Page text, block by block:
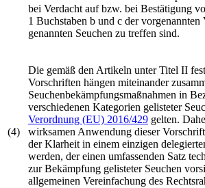
bei Verdacht auf bzw. bei Bestätigung
1 Buchstaben b und c der vorgenannten
genannten Seuchen zu treffen sind.
(4)
Die gemäß den Artikeln unter Titel II
Vorschriften hängen miteinander
Seuchenbekämpfungsmaßnahmen in
verschiedenen Kategorien gelisteter
Verordnung (EU) 2016/429 gelten.
wirksamen Anwendung dieser
der Klarheit in einem einzigen
werden, der einen umfassenden Satz
zur Bekämpfung gelisteter Seuchen
allgemeinen Vereinfachung des